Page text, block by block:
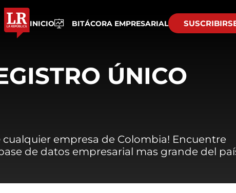
INICIO BITÁCORA EMPRESARIAL
ÚNICO
empresa de Colombia! Encuentre
de datos empresarial mas grande del